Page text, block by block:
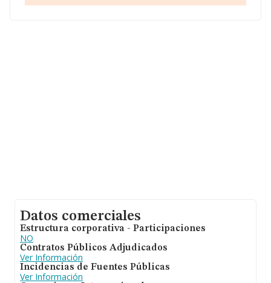
Datos comerciales
Estructura corporativa - Participaciones
NO
Contratos Públicos Adjudicados
Ver Información
Incidencias de Fuentes Públicas
Ver Información